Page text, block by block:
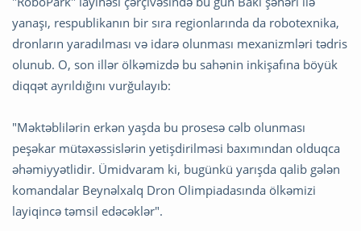
yanaşı, respublikanın bir sıra regionlarında da robotexnika,
dronların yaradılması və idarə olunması mexanizmləri tədris
olunub. O, son illər ölkəmizdə bu sahənin inkişafına böyük
diqqət ayrıldığını vurğulayıb:
"Məktəblilərin erkən yaşda bu prosesə cəlb olunması
peşəkar mütəxəssislərin yetişdirilməsi baxımından olduqca
əhəmiyyətlidir. Ümidvaram ki, bugünkü yarışda qalib gələn
komandalar Beynəlxalq Dron Olimpiadasında ölkəmizi
layiqincə təmsil edəcəklər".